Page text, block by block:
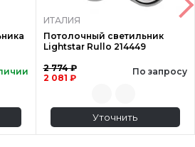
ИТАЛИЯ
Потолочный светильник
Lightstar Rullo 214449
2 774 ₽
2 081 ₽
По запросу
Уточнить